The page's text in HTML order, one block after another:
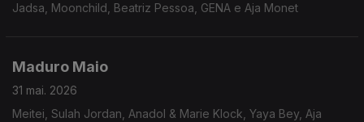
Jadsa, Moonchild, Beatriz Pessoa, GENA e Aja Monet
Maduro Maio
31 mai. 2026
Meitei, Sulah Jordan, Anadol & Marie Klock, Yaya Bey, Aja